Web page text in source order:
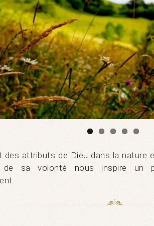
des attributs de Dieu dans la nature
de sa volonté nous inspire un